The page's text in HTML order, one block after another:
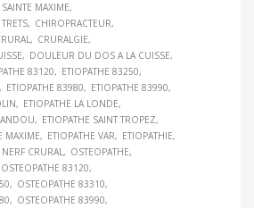
MAXIME
CHIROPRACTEUR
CRURALGIE
DOULEUR DU DOS A LA CUISSE
83120
ETIOPATHE 83250
ETIOPATHE 83980
ETIOPATHE 83990
ETIOPATHE LA LONDE
ETIOPATHE SAINT TROPEZ
MAXIME
ETIOPATHE VAR
ETIOPATHIE
NERF CRURAL
OSTEOPATHE
OSTEOPATHE 83120
OSTEOPATHE 83310
OSTEOPATHE 83990